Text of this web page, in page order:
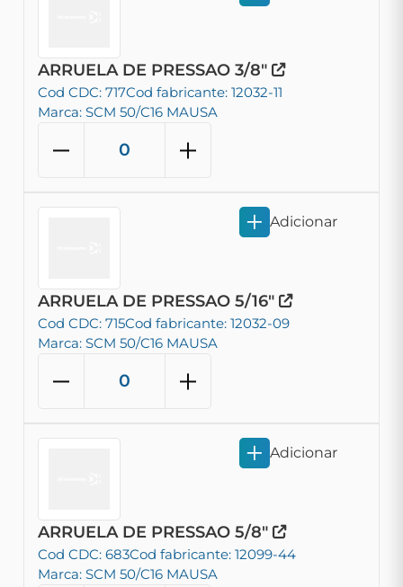
ARRUELA DE PRESSAO 3/8"
Cod CDC: 717Cod fabricante: 12032-11
Marca: SCM 50/C16 MAUSA
ARRUELA DE PRESSAO 5/16"
Cod CDC: 715Cod fabricante: 12032-09
Marca: SCM 50/C16 MAUSA
Adicionar
ARRUELA DE PRESSAO 5/8"
Cod CDC: 683Cod fabricante: 12099-44
Marca: SCM 50/C16 MAUSA
Adicionar